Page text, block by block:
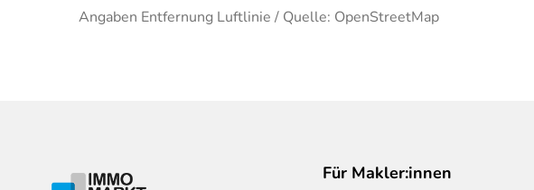
Angaben Entfernung Luftlinie / Quelle: OpenStreetMap
Für Makler:innen